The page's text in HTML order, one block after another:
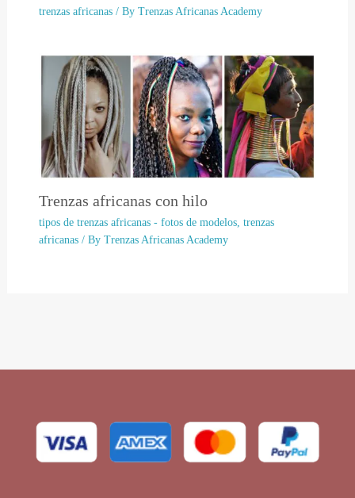
trenzas africanas/ By Trenzas Africanas Academy
Trenzas africanas con hilo
tipos de trenzas africanas - fotos de modelos, trenzas
africanas/ By Trenzas Africanas Academy